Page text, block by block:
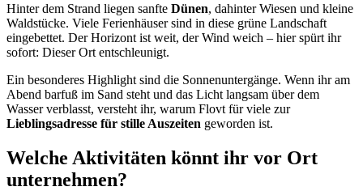
Hinter dem Strand liegen sanfte Dünen, dahinter Wiesen und kleine
Waldstücke. Viele Ferienhäuser sind in diese grüne Landschaft
eingebettet. Der Horizont ist weit, der Wind weich – hier spürt ihr
sofort: Dieser Ort entschleunigt.
Ein besonderes Highlight sind die Sonnenuntergänge. Wenn ihr am
Abend barfuß im Sand steht und das Licht langsam über dem
Wasser verblasst, versteht ihr, warum Flovt für viele zur
Lieblingsadresse für stille Auszeiten geworden ist.
Welche Aktivitäten könnt ihr vor Ort
unternehmen?